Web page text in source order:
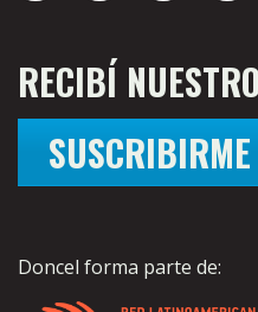
RECIBÍ
SUSCRIBIRME
Doncel forma parte de: